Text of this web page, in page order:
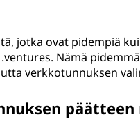
jotka ovat pidempiä
Nämä
verkkotunnuksen